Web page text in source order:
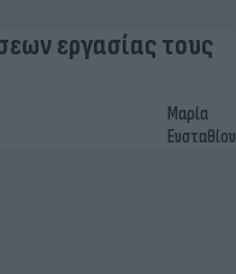
εργασίας τους
Μαρία
Ευσταθίου